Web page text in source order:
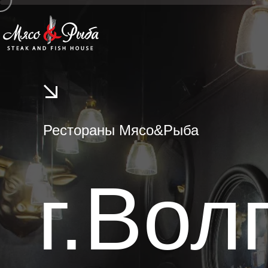
Рестораны Мясо&Рыба